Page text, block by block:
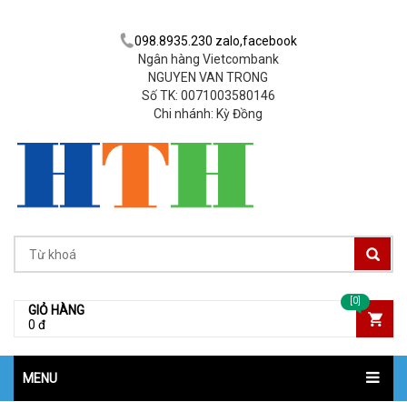
098.8935.230 zalo,facebook
Ngân hàng Vietcombank
NGUYEN VAN TRONG
Số TK: 0071003580146
Chi nhánh: Kỳ Đồng
GIỎ HÀNG
0 đ
[0]
MENU